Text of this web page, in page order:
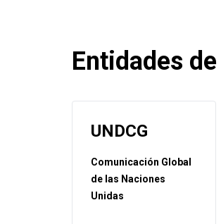
Entidades
UNDCG
Comunicación Global
de las Naciones
Unidas